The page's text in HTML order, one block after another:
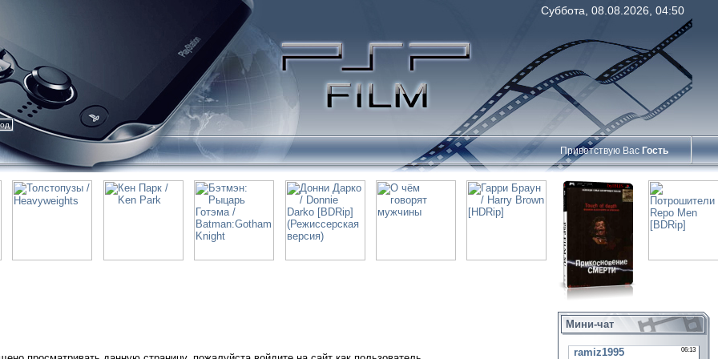
Суббота, 08.08.2026, 04:50
Приветствую Вас Гость
Мини-чат